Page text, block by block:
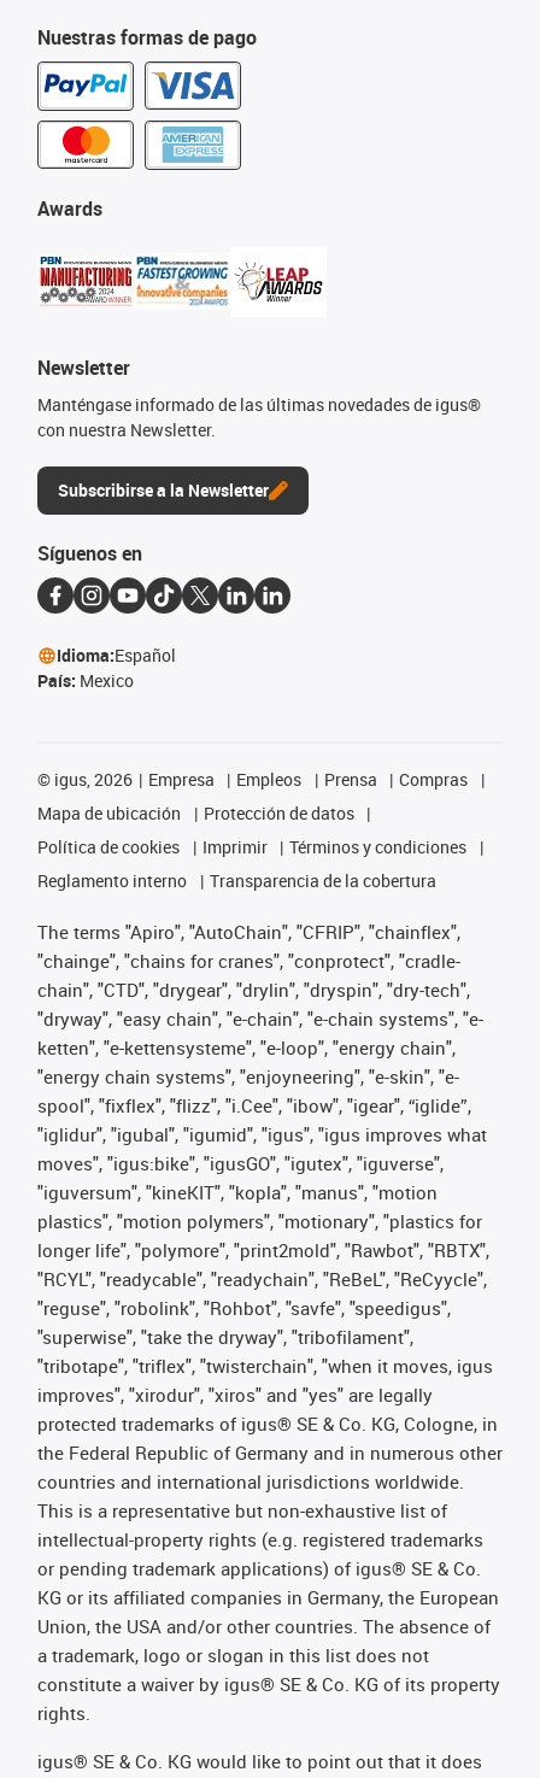
Nuestras formas de pago
Awards
Newsletter
Manténgase informado de las últimas novedades de igus®
con nuestra Newsletter.
Subscribirse a la Newsletter
Síguenos en
Idioma:Español
País: Mexico
© igus, 2026 Empresa Empleos Prensa
Compras
Mapa de ubicación
Protección de datos
Política de cookies
Imprimir
Términos y condiciones
Reglamento interno
Transparencia de la cobertura
The terms "Apiro", "AutoChain", "CFRIP", "chainflex",
"chainge", "chains for cranes", "conprotect", "cradle-
chain", "CTD", "drygear", "drylin", "dryspin", "dry-tech",
"dryway", "easy chain", "e-chain", "e-chain systems", "e-
ketten", "e-kettensysteme", "e-loop", "energy chain",
"energy chain systems", "enjoyneering", "e-skin", "e-
spool", "fixflex", "flizz", "i.Cee", "ibow", "igear", “iglide”,
"iglidur", "igubal", "igumid", "igus", "igus improves what
moves", "igus:bike", "igusGO", "igutex", "iguverse",
"iguversum", "kineKIT", "kopla", "manus", "motion
plastics", "motion polymers", "motionary", "plastics for
longer life", "polymore", "print2mold", "Rawbot", "RBTX",
"RCYL", "readycable", "readychain", "ReBeL", "ReCyycle",
"reguse", "robolink", "Rohbot", "savfe", "speedigus",
"superwise", "take the dryway", "tribofilament",
"tribotape", "triflex", "twisterchain", "when it moves, igus
improves", "xirodur", "xiros" and "yes" are legally
protected trademarks of igus® SE & Co. KG, Cologne, in
the Federal Republic of Germany and in numerous other
countries and international jurisdictions worldwide.
This is a representative but non-exhaustive list of
intellectual-property rights (e.g. registered trademarks
or pending trademark applications) of igus® SE & Co.
KG or its affiliated companies in Germany, the European
Union, the USA and/or other countries. The absence of
a trademark, logo or slogan in this list does not
constitute a waiver by igus® SE & Co. KG of its property
rights.
igus® SE & Co. KG would like to point out that it does